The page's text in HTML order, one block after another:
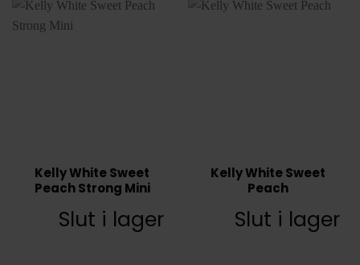
Kelly White Sweet
Peach Strong Mini
Slut i lager
Kelly White Sweet
Peach
Slut i lager